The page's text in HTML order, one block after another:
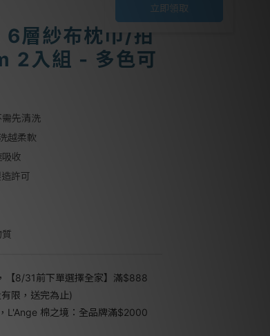
立即領取
層紗布枕巾/拍
2入組 - 多色可
先清洗
越柔軟
收
許可
【8/31前下單選擇全家】滿$888
限，送完為止)
L'Ange 棉之境：全品牌滿$2000